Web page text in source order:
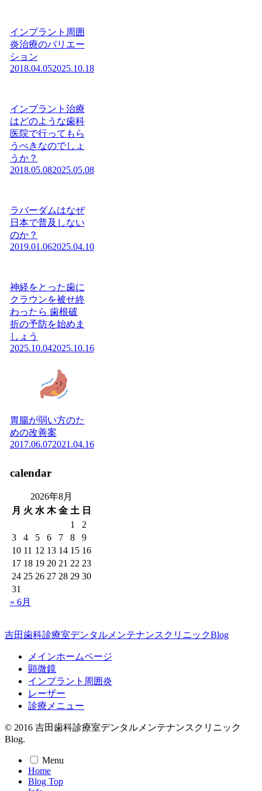
インプラント周囲
炎治療のバリエー
ション
2018.04.052025.10.18
インプラント治療
はどのような歯科
医院で行ってもら
うべきなのでしょ
うか？
2018.05.082025.05.08
ラバーダムはなぜ
日本で普及しない
のか？
2019.01.062025.04.10
神経をとった歯に
クラウンを被せ終
わったら 歯根破
折の予防を始めま
しょう
2025.10.042025.10.16
胃腸が弱い方のた
めの改善案
2017.06.072021.04.16
calendar
2026年8月
月 火 水 木 金 土 日
1
2
3
4 5 6 7 8
9
10 11 12 13 14 15 16
17 18 19 20 21 22 23
24 25 26 27 28 29 30
31
« 6月
吉田歯科診療室デンタルメンテナンスクリニックBlog
メインホームページ
顕微鏡
インプラント周囲炎
レーザー
診療メニュー
© 2016 吉田歯科診療室デンタルメンテナンスクリニック
Blog.
Menu
Home
Blog Top